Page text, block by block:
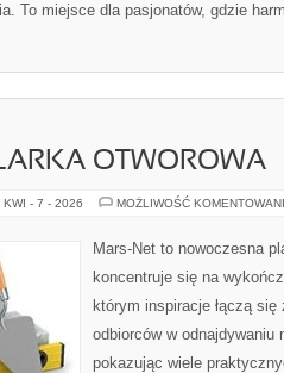
To miejsce dla pasjonatów, gdzie
OTWOROWA
KWI - 7 - 2026 MOŻLIWOŚĆ
Mars-Net to nowoczesna
koncentruje się na
którym inspiracje łączą
odbiorców w odnajdywaniu
pokazując wiele